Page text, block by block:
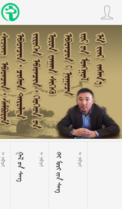
   
    
   